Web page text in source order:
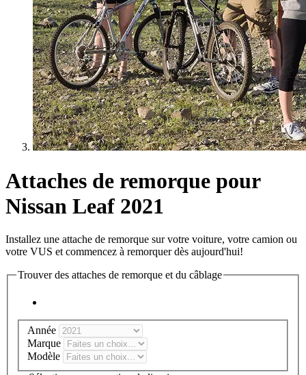
Attaches de remorque pour
Nissan Leaf 2021
Installez une attache de remorque sur votre voiture, votre camion ou
votre VUS et commencez à remorquer dès aujourd'hui!
Trouver des attaches de remorque et du câblage
Année
Marque
Modèle